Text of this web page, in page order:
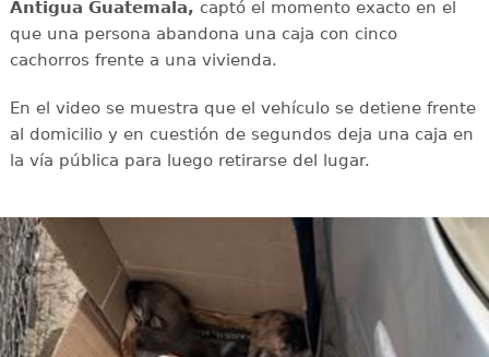
Antigua Guatemala, captó el momento exacto en el
que una persona abandona una caja con cinco
cachorros frente a una vivienda.
En el video se muestra que el vehículo se detiene frente
al domicilio y en cuestión de segundos deja una caja en
la vía pública para luego retirarse del lugar.